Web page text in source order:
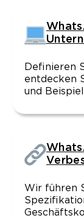
Definieren
entdecken
und
Wir führen